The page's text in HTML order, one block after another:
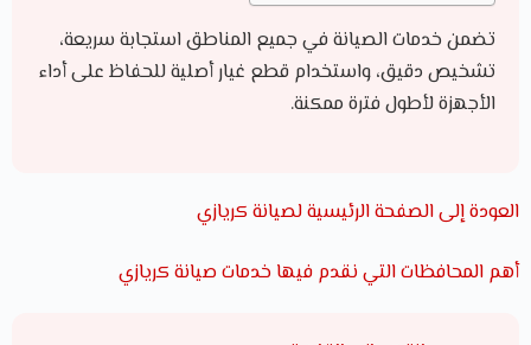
تضمن خدمات الصيانة في جميع المناطق استجابة سريعة،
تشخيص دقيق، واستخدام قطع غيار أصلية للحفاظ على أداء
الأجهزة لأطول فترة ممكنة.
العودة إلى الصفحة الرئيسية لصيانة كريازي
أهم المحافظات التي نقدم فيها خدمات صيانة كريازي